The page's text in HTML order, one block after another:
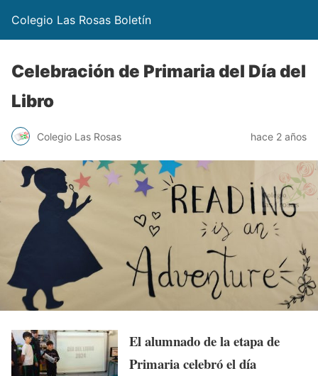
Colegio Las Rosas Boletín
Celebración de Primaria del Día del
Libro
Colegio Las Rosas hace 2 años
El alumnado de la etapa de
Primaria celebró el día